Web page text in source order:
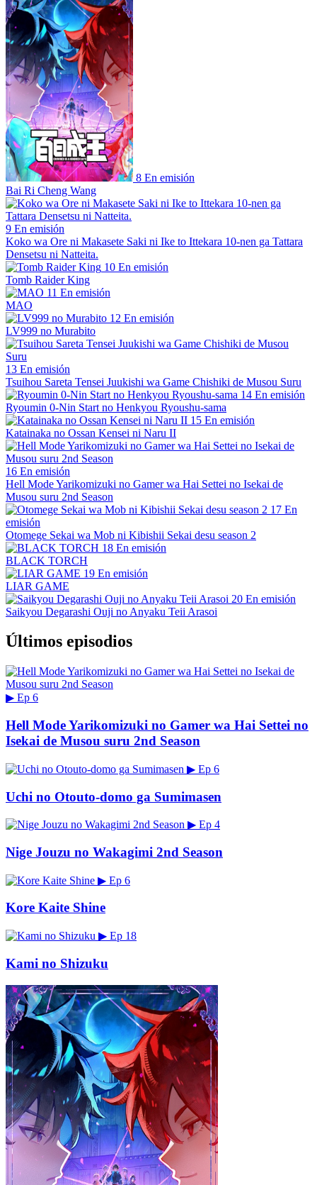
8 En emisión
Bai Ri Cheng Wang
9 En emisión
Koko wa Ore ni Makasete Saki ni Ike to Ittekara 10-nen ga Tattara
Densetsu ni Natteita.
10 En emisión
Tomb Raider King
11 En emisión
MAO
12 En emisión
LV999 no Murabito
13 En emisión
Tsuihou Sareta Tensei Juukishi wa Game Chishiki de Musou Suru
14 En emisión
Ryoumin 0-Nin Start no Henkyou Ryoushu-sama
15 En emisión
Katainaka no Ossan Kensei ni Naru II
16 En emisión
Hell Mode Yarikomizuki no Gamer wa Hai Settei no Isekai de
Musou suru 2nd Season
17 En
emisión
Otomege Sekai wa Mob ni Kibishii Sekai desu season 2
18 En emisión
BLACK TORCH
19 En emisión
LIAR GAME
20 En emisión
Saikyou Degarashi Ouji no Anyaku Teii Arasoi
Últimos episodios
▶ Ep 6
Hell Mode Yarikomizuki no Gamer wa Hai Settei no
Isekai de Musou suru 2nd Season
▶ Ep 6
Uchi no Otouto-domo ga Sumimasen
▶ Ep 4
Nige Jouzu no Wakagimi 2nd Season
▶ Ep 6
Kore Kaite Shine
▶ Ep 18
Kami no Shizuku